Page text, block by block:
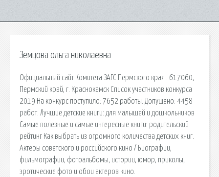
Земцова ольга николаевна
Официальный сайт Комитета ЗАГС Пермского края . 617060,
Пермский край, г. Краснокамск Список участников конкурса
2019 На конкурс поступило: 7652 работы. Допущено: 4458
работ. Лучшие детские книги: для малышей и дошкольников
Самые полезные и самые интересные книги: родительский
рейтинг Как выбрать из огромного количества детских книг.
Актеры советского и российского кино / Биографии,
фильмографии, фотоальбомы, истории, юмор, приколы,
эротические фото и обои актеров кино.